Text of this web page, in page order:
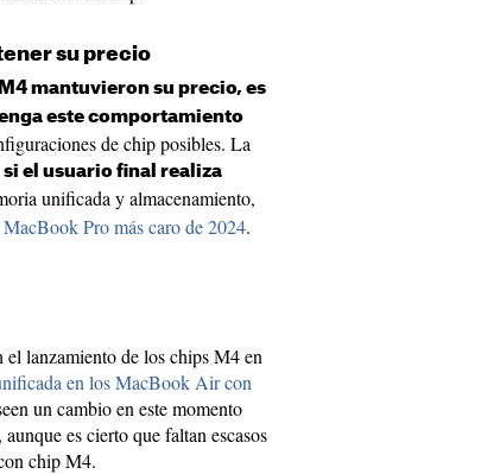
su precio
mantuvieron su precio, es
este comportamiento
de chip posibles. La
el usuario final realiza
unificada y almacenamiento,
Pro más caro de 2024.
lanzamiento de los chips M4 en
en los MacBook Air con
un cambio en este momento
es cierto que faltan escasos
chip M4.